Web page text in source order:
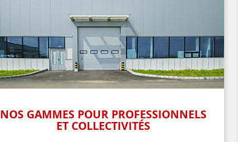
NOS GAMMES POUR PROFESSIONNELS
ET COLLECTIVITÉS